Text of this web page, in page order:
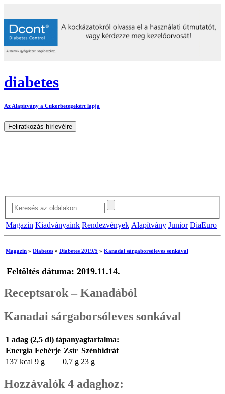
diabetes
Az Alapítvány a Cukorbetegekért lapja
Magazin Kiadványaink Rendezvények Alapítvány Junior DiaEuro
Magazin » Diabetes » Diabetes 2019/5 » Kanadai sárgaborsóleves sonkával
Feltöltés dátuma: 2019.11.14.
Receptsarok – Kanadából
Kanadai sárgaborsóleves sonkával
1 adag (2,5 dl) tápanyagtartalma:
Energia Fehérje Zsír Szénhidrát
137 kcal 9 g 0,7 g 23 g
Hozzávalók 4 adaghoz: